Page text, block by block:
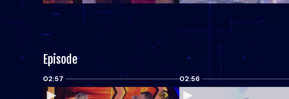
Episode
02:57 02:56